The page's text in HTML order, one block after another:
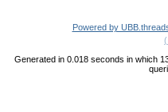
Powered by
(
Generated in 0.018 seconds in which